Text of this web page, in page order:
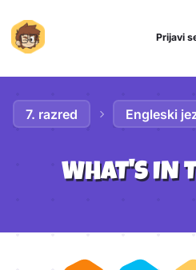
Prijavi
7. razred Engleski
WHAT'S IN
Aktivnosti lekcije